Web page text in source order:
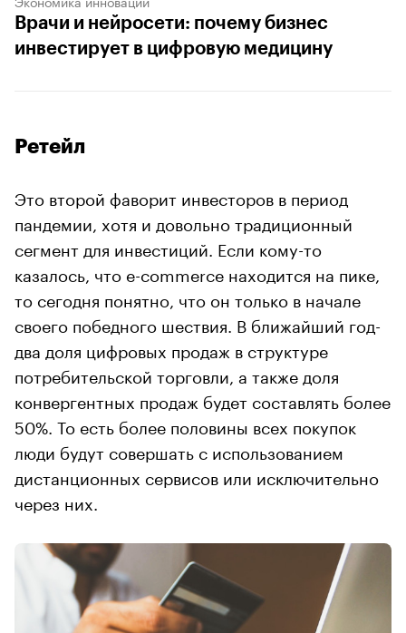
Врачи и нейросети: почему бизнес
инвестирует в цифровую медицину
Ретейл
Это второй фаворит инвесторов в период
пандемии, хотя и довольно традиционный
сегмент для инвестиций. Если кому-то
казалось, что e-commerce находится на пике,
то сегодня понятно, что он только в начале
своего победного шествия. В ближайший год-
два доля цифровых продаж в структуре
потребительской торговли, а также доля
конвергентных продаж будет составлять более
50%. То есть более половины всех покупок
люди будут совершать с использованием
дистанционных сервисов или исключительно
через них.